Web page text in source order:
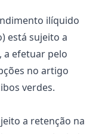
ilíquido
está sujeito a
a efetuar pelo
no artigo
verdes.
a retenção na